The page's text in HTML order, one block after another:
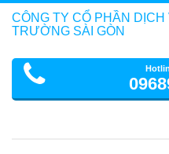
CÔNG TY CỔ PHẦN
TRƯỜNG SÀI GÒN